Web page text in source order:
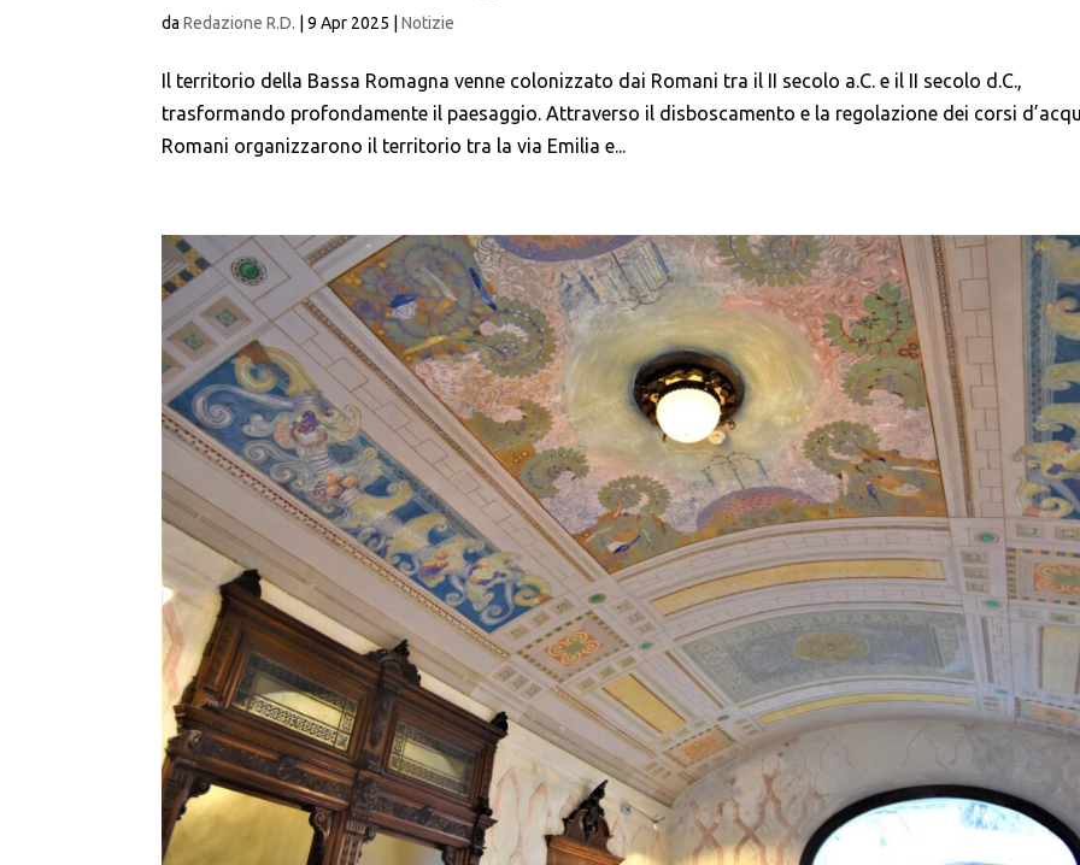
daRedazione R.D. |9 Apr 2025 |Notizie
Il territorio della Bassa Romagna venne colonizzato dai Romani tra il II secolo a.C. e il II secolo d.C.,
trasformando profondamente il paesaggio. Attraverso il disboscamento e la regolazione dei corsi
Romani organizzarono il territorio tra la via Emilia e...